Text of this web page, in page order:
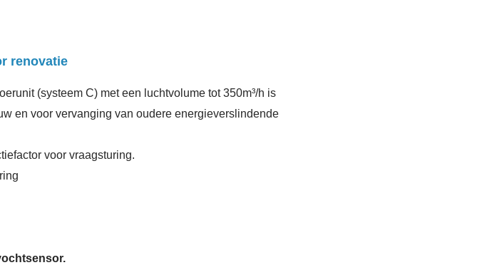
renovatie
(systeem C) met een luchtvolume tot 350m³/h is
en voor vervanging van oudere energieverslindende
voor vraagsturing.